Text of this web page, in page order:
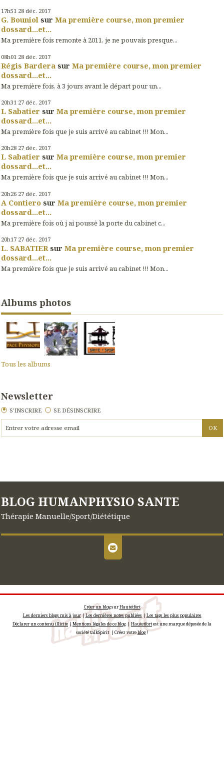
17h51 28 déc. 2017
G. Bouniol sur Ma première course, mon premier
dossard...et...
Ma première fois remonte à 2011, je ne pouvais presque...
08h01 28 déc. 2017
Régis Bardera sur Ma première course, mon premier
dossard...et...
Ma première fois, à 3 jours avant le départ pour un...
20h31 27 déc. 2017
L Sabatier sur Ma première course, mon premier
dossard...et...
Ma première fois que je suis arrivé au cabinet !!! Mon...
20h28 27 déc. 2017
L Sabatier sur Ma première course, mon premier
dossard...et...
Ma première fois que je suis arrivé au cabinet !!! Mon...
20h26 27 déc. 2017
A Contiero sur Ma première course, mon premier
dossard...et...
Ma première fois où j ai poussė la porte du cabinet c...
20h17 27 déc. 2017
L. SABATIER sur Ma première course, mon premier
dossard...et...
Ma première fois que je suis arrivé au cabinet !!! Mon...
Albums photos
Tous les albums
Newsletter
S'INSCRIRE SE DÉSINSCRIRE
BLOG HUMANPHYSIO SANTE
Thérapie Manuelle/Sport/Diététique
Créer un blogsurHautetfort
Les derniers blogs mis à jour|Les dernières notes publiées |Les tags les plus populaires
Déclarer un contenu illicite|Mentions légales de ce blog| Hautetfortest une marque déposée de la
société talkSpirit | Créez votreblog!